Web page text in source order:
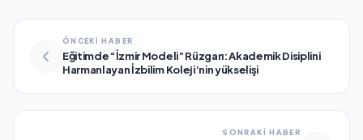
ÖNCEKİ HABER
Eğitimde “İzmir Modeli” Rüzgarı: Akademik Disiplini
Harmanlayan İzbilim Koleji’nin yükselişi
SONRAKİ HABER